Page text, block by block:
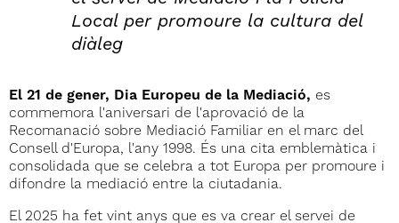
Local per promoure la cultura del
diàleg
El 21 de gener, Dia Europeu de la Mediació, es
commemora l'aniversari de l'aprovació de la
Recomanació sobre Mediació Familiar en el marc del
Consell d'Europa, l'any 1998. És una cita emblemàtica i
consolidada que se celebra a tot Europa per promoure i
difondre la mediació entre la ciutadania.
El 2025 ha fet vint anys que es va crear el servei de